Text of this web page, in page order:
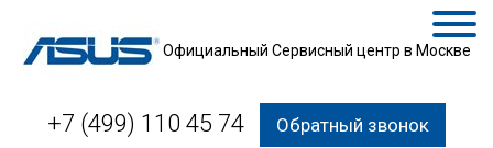
Официальный Сервисный центр в Москве
+7 (499) 110 45 74 Обратный звонок